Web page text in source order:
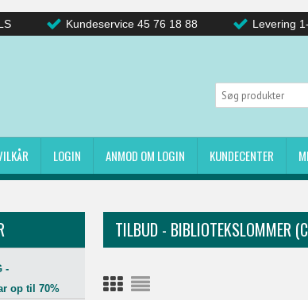
Kundeservice 45 76 18 88 Levering
LOGIN ANMOD OM LOGIN KUNDECENTER
-
op til 70%
TILBUD - BIBLIOTEKSLOMMER